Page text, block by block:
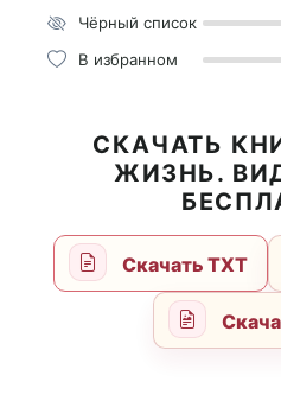
Чёрный список
В избранном
СКАЧАТЬ
ЖИЗНЬ.
Скачать TXT